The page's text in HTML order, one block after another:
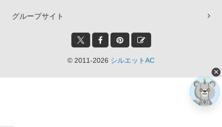
グループサイト
© 2011-2026 シルエットAC
×